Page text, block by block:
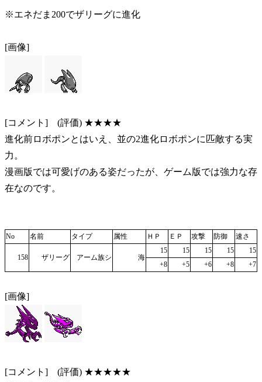
※エネだま200でザリーグに進化
[画像]
[コメント] (評価) ★★★★
進化前ロボポンとはいえ、並の2進化ロボポンに匹敵する実
力。
漫画版では可愛げのある姿だったが、ゲーム版では強力な存
在なのです。
No 名前 タイプ 属性 ＨＰ ＥＰ 攻撃 防御 速さ
158 ザリーグ アーム族シ 海
15 15 15 15
15
+8
+5 +6 +8 +7
[画像]
[コメント] (評価) ★★★★★